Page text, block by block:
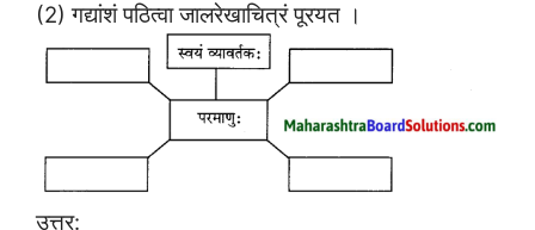
(2) गद्यांशं पठित्वा जालरेखाचित्रं पूरयत ।
उत्तर: